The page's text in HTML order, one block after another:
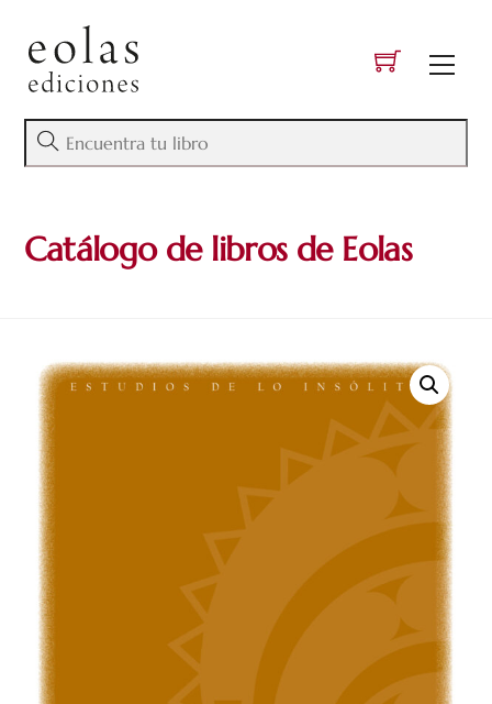
content
Catálogo de libros de Eolas